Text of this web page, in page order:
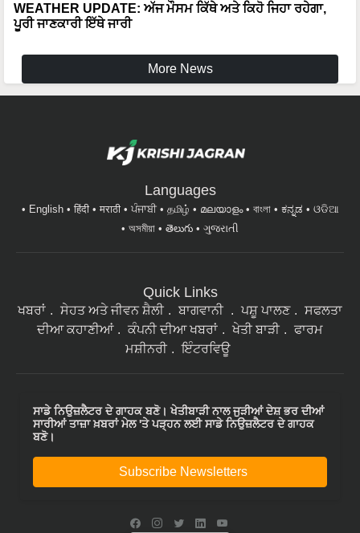
WEATHER UPDATE: ਅੱਜ ਮੌਸਮ ਕਿੱਥੇ ਅਤੇ ਕਿਹੋ ਜਿਹਾ ਰਹੇਗਾ,
ਪੂਰੀ ਜਾਣਕਾਰੀ ਇੱਥੇ ਜਾਰੀ
More News
Languages
English हिंदी मराठी ਪੰਜਾਬੀ தமிழ் മലയാളം বাংলা ಕನ್ನಡ
ଓଡିଆ
অসমীয়া
తెలుగు ગુજરાતી
Quick Links
ਖਬਰਾਂ ਸੇਹਤ ਅਤੇ ਜੀਵਨ ਸ਼ੈਲੀ ਬਾਗਵਾਨੀ ਪਸ਼ੂ ਪਾਲਣ
ਸਫਲਤਾ
ਦੀਆ ਕਹਾਣੀਆਂ
ਕੰਪਨੀ ਦੀਆ ਖਬਰਾਂ ਖੇਤੀ ਬਾੜੀ
ਫਾਰਮ
ਮਸ਼ੀਨਰੀ
ਇੰਟਰਵਿਊ
ਸਾਡੇ ਨਿਉਜ਼ਲੈਟਰ ਦੇ ਗਾਹਕ ਬਣੋ। ਖੇਤੀਬਾੜੀ ਨਾਲ ਜੁੜੀਆਂ ਦੇਸ਼ ਭਰ ਦੀਆਂ
ਸਾਰੀਆਂ ਤਾਜ਼ਾ ਖ਼ਬਰਾਂ ਮੇਲ 'ਤੇ ਪੜ੍ਹਨ ਲਈ ਸਾਡੇ ਨਿਉਜ਼ਲੈਟਰ ਦੇ ਗਾਹਕ
ਬਣੋ।
Subscribe Newsletters